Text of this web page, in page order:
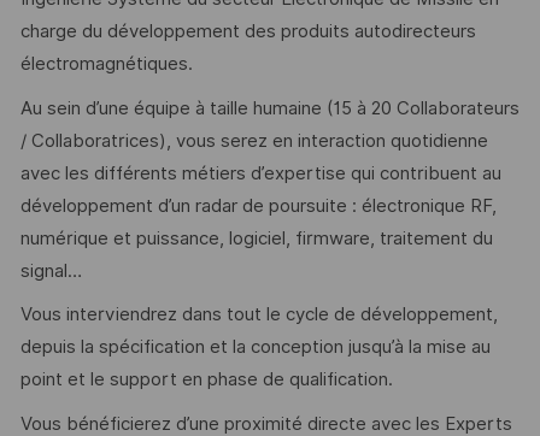
charge du développement des produits autodirecteurs
électromagnétiques.
Au sein d’une équipe à taille humaine (15 à 20 Collaborateurs
/ Collaboratrices), vous serez en interaction quotidienne
avec les différents métiers d’expertise qui contribuent au
développement d’un radar de poursuite : électronique RF,
numérique et puissance, logiciel, firmware, traitement du
signal…
Vous interviendrez dans tout le cycle de développement,
depuis la spécification et la conception jusqu’à la mise au
point et le support en phase de qualification.
Vous bénéficierez d’une proximité directe avec les Experts